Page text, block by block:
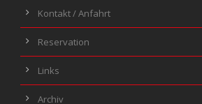
Kontakt / Anfahrt
Reservation
Links
Archiv